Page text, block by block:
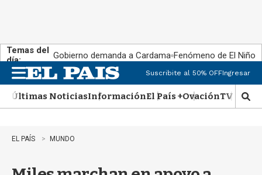
Temas del
día:
Gobierno demanda a Cardama Fenómeno de El Niño
n
u
Suscribite al 50% OFFIngresar
Últimas NoticiasInformaciónEl País +OvaciónTV Show
M
o
EL PAÍS MUNDO